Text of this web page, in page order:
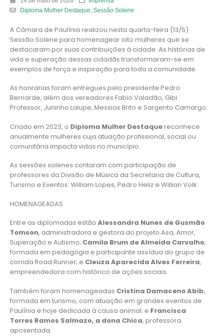
Diploma Mulher Destaque Sessão Solene
A Câmara de Paulínia realizou nesta quarta-feira (13/5)
Sessão Solene para homenagear oito mulheres que se
destacaram por suas contribuições à cidade. As histórias de
vida e superação dessas cidadãs transformaram-se em
exemplos de força e inspiração para toda a comunidade.
As honrarias foram entregues pelo presidente Pedro
Bernarde, além dos vereadores Fabio Valadão, Gibi
Professor, Juninho Lalupe, Messias Brito e Sargento Camargo.
Criado em 2023, o Diploma Mulher Destaquereconhece
anualmente mulheres cuja atuação profissional, social ou
comunitária impacta vidas no município.
As sessões solenes contaram com participação de
professores da Divisão de Música da Secretaria de Cultura,
Turismo e Eventos: William Lopes, Pedro Heliz e Willian Volk.
HOMENAGEADAS
Entre as diplomadas estão Alessandra Nunes de Gusmão
Tomson, administradora e gestora do projeto Asa, Amor,
Superação e Autismo; Camila Brum de Almeida Carvalho,
formada em pedagogia e participante assídua do grupo de
corrida Road Runner; e Cleuza Aparecida Alves Ferreira,
empreendedora com histórico de ações sociais.
Também foram homenageadas Cristina Damaceno Abib,
formada em turismo, com atuação em grandes eventos de
Paulínia e hoje dedicada à causa animal; e Francisca
Torres Ramos Salmazo, a dona Chica, professora
aposentada.